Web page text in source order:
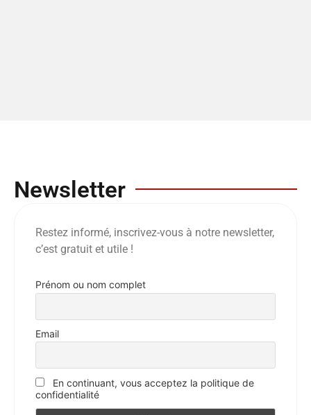
Newsletter
Restez informé, inscrivez-vous à notre newsletter,
c’est gratuit et utile !
Prénom ou nom complet
Email
En continuant, vous acceptez la politique de
confidentialité